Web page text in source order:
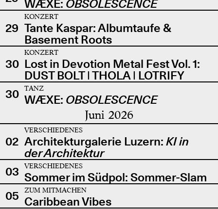
WÆXE: OBSOLESCENCE
29
KONZERT
Tante Kaspar: Albumtaufe &
Basement Roots
30
KONZERT
Lost in Devotion Metal Fest Vol. 1:
DUST BOLT | THOLA | LOTRIFY
30
TANZ
WÆXE: OBSOLESCENCE
Juni 2026
02
VERSCHIEDENES
Architekturgalerie Luzern: KI in
der Architektur
03
VERSCHIEDENES
Sommer im Südpol: Sommer-Slam
05
ZUM MITMACHEN
Caribbean Vibes